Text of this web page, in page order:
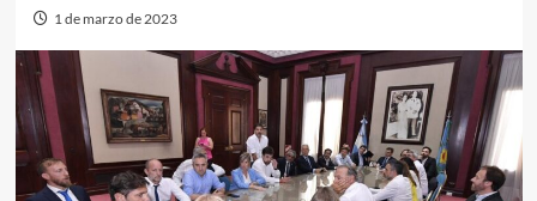
1 de marzo de 2023